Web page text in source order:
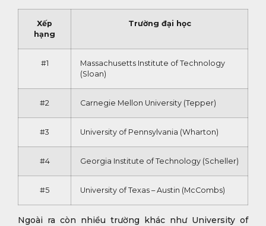
Xếp
hạng
Trường đại học
#1
Massachusetts Institute of Technology
(Sloan)
#2 Carnegie Mellon University (Tepper)
#3 University of Pennsylvania (Wharton)
#4 Georgia Institute of Technology (Scheller)
#5 University of Texas – Austin (McCombs)
Ngoài ra còn nhiều trường khác như University of